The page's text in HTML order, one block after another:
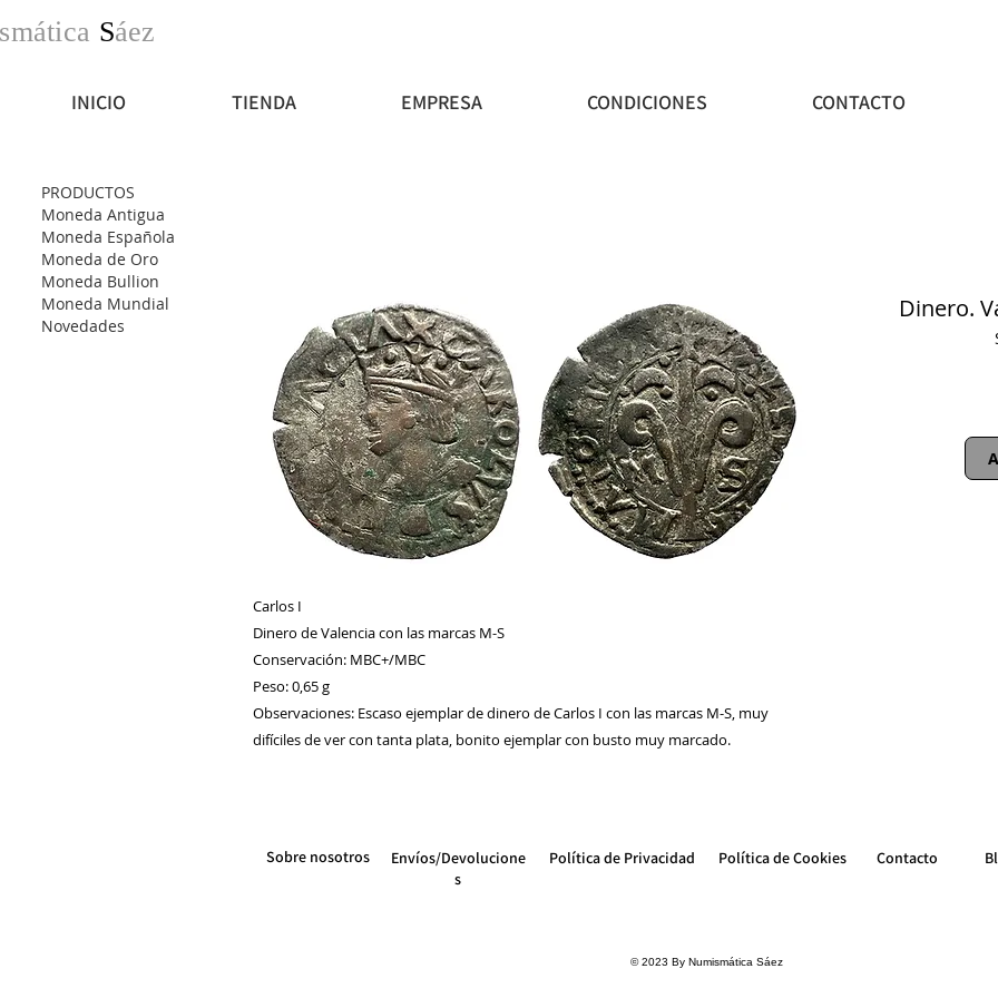
Sáez
INICIO TIENDA EMPRESA CONDICIONES CONTACTO
PRODUCTOS
Moneda Antigua
Moneda Española
Moneda de Oro
Moneda Bullion
Moneda Mundial
Novedades
Carlos I
Dinero de Valencia con las marcas M-S
Conservación: MBC+/MBC
Peso: 0,65 g
Observaciones: Escaso ejemplar de dinero de Carlos I con las marcas M-S, muy
difíciles de ver con tanta plata, bonito ejemplar con busto muy marcado.
Dinero.
Sobre nosotros
Envíos/Devolucione
s
Política de Privacidad Política de Cookies Contacto
© 2023 By Numismática Sáez